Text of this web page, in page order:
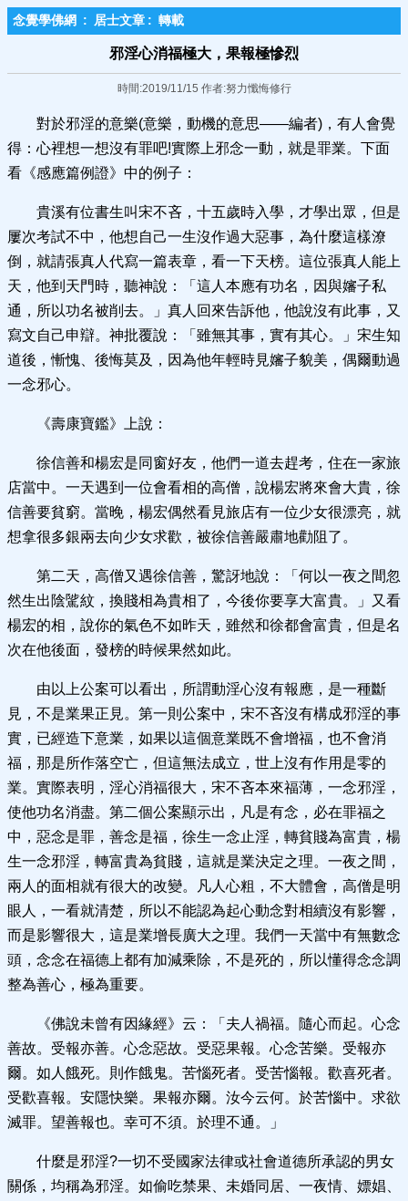
念覺學佛網 : 居士文章 : 轉載
邪淫心消福極大，果報極慘烈
時間:2019/11/15 作者:努力懺悔修行
對於邪淫的意樂(意樂，動機的意思——編者)，有人會覺
得：心裡想一想沒有罪吧!實際上邪念一動，就是罪業。下面
看《感應篇例證》中的例子：
貴溪有位書生叫宋不吝，十五歲時入學，才學出眾，但是
屢次考試不中，他想自己一生沒作過大惡事，為什麼這樣潦
倒，就請張真人代寫一篇表章，看一下天榜。這位張真人能上
天，他到天門時，聽神說：「這人本應有功名，因與嬸子私
通，所以功名被削去。」真人回來告訴他，他說沒有此事，又
寫文自己申辯。神批覆說：「雖無其事，實有其心。」宋生知
道後，慚愧、後悔莫及，因為他年輕時見嬸子貌美，偶爾動過
一念邪心。
《壽康寶鑑》上說：
徐信善和楊宏是同窗好友，他們一道去趕考，住在一家旅
店當中。一天遇到一位會看相的高僧，說楊宏將來會大貴，徐
信善要貧窮。當晚，楊宏偶然看見旅店有一位少女很漂亮，就
想拿很多銀兩去向少女求歡，被徐信善嚴肅地勸阻了。
第二天，高僧又遇徐信善，驚訝地說：「何以一夜之間忽
然生出陰騭紋，換賤相為貴相了，今後你要享大富貴。」又看
楊宏的相，說你的氣色不如昨天，雖然和徐都會富貴，但是名
次在他後面，發榜的時候果然如此。
由以上公案可以看出，所謂動淫心沒有報應，是一種斷
見，不是業果正見。第一則公案中，宋不吝沒有構成邪淫的事
實，已經造下意業，如果以這個意業既不會增福，也不會消
福，那是所作落空亡，但這無法成立，世上沒有作用是零的
業。實際表明，淫心消福很大，宋不吝本來福薄，一念邪淫，
使他功名消盡。第二個公案顯示出，凡是有念，必在罪福之
中，惡念是罪，善念是福，徐生一念止淫，轉貧賤為富貴，楊
生一念邪淫，轉富貴為貧賤，這就是業決定之理。一夜之間，
兩人的面相就有很大的改變。凡人心粗，不大體會，高僧是明
眼人，一看就清楚，所以不能認為起心動念對相續沒有影響，
而是影響很大，這是業增長廣大之理。我們一天當中有無數念
頭，念念在福德上都有加減乘除，不是死的，所以懂得念念調
整為善心，極為重要。
《佛說未曾有因緣經》云：「夫人禍福。隨心而起。心念
善故。受報亦善。心念惡故。受惡果報。心念苦樂。受報亦
爾。如人餓死。則作餓鬼。苦惱死者。受苦惱報。歡喜死者。
受歡喜報。安隱快樂。果報亦爾。汝今云何。於苦惱中。求欲
滅罪。望善報也。幸可不須。於理不通。」
什麼是邪淫?一切不受國家法律或社會道德所承認的男女
關係，均稱為邪淫。如偷吃禁果、未婚同居、一夜情、嫖娼、